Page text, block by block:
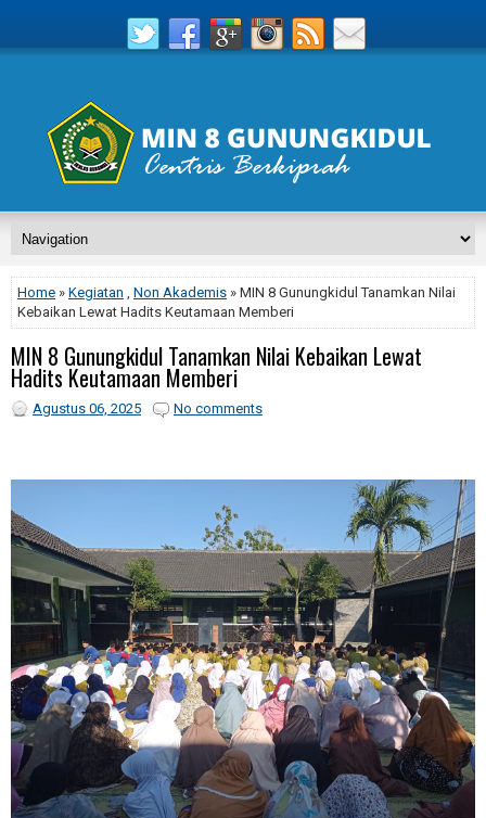
Home » Kegiatan , Non Akademis » MIN 8 Gunungkidul Tanamkan Nilai
Kebaikan Lewat Hadits Keutamaan Memberi
MIN 8 Gunungkidul Tanamkan Nilai Kebaikan Lewat
Hadits Keutamaan Memberi
Agustus 06, 2025 No comments